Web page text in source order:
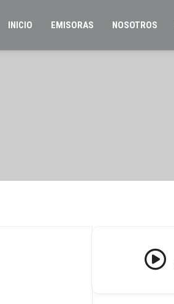
INICIO EMISORAS NOSOTROS